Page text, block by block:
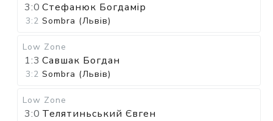
3:0 Стефанюк Богдамір
3:2 Sombra (Львів)
Low Zone
1:3 Савшак Богдан
3:2 Sombra (Львів)
Low Zone
3:0 Телятиньський Євген